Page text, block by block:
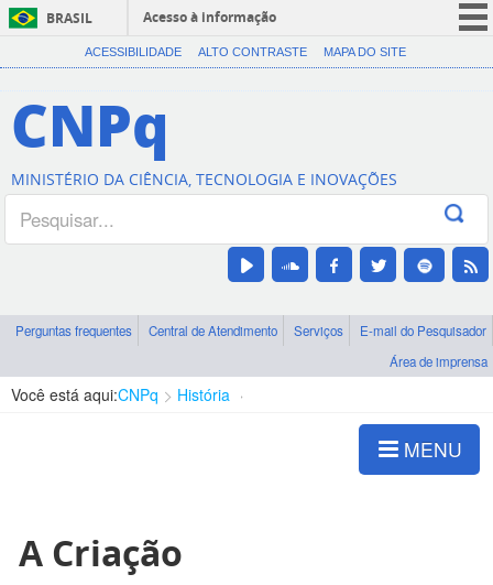
BRASIL
Acesso à informação
CORONAVÍRUS (COVID-19)
Canais
ACESSIBILIDADE ALTO CONTRASTE MAPA DO SITE
CNPq
MINISTÉRIO DA CIÊNCIA, TECNOLOGIA E INOVAÇÕES
Perguntas frequentes Central de Atendimento Serviços
E-mail do Pesquisador
Área de imprensa
Você está aqui:CNPq História
MENU
A Criação